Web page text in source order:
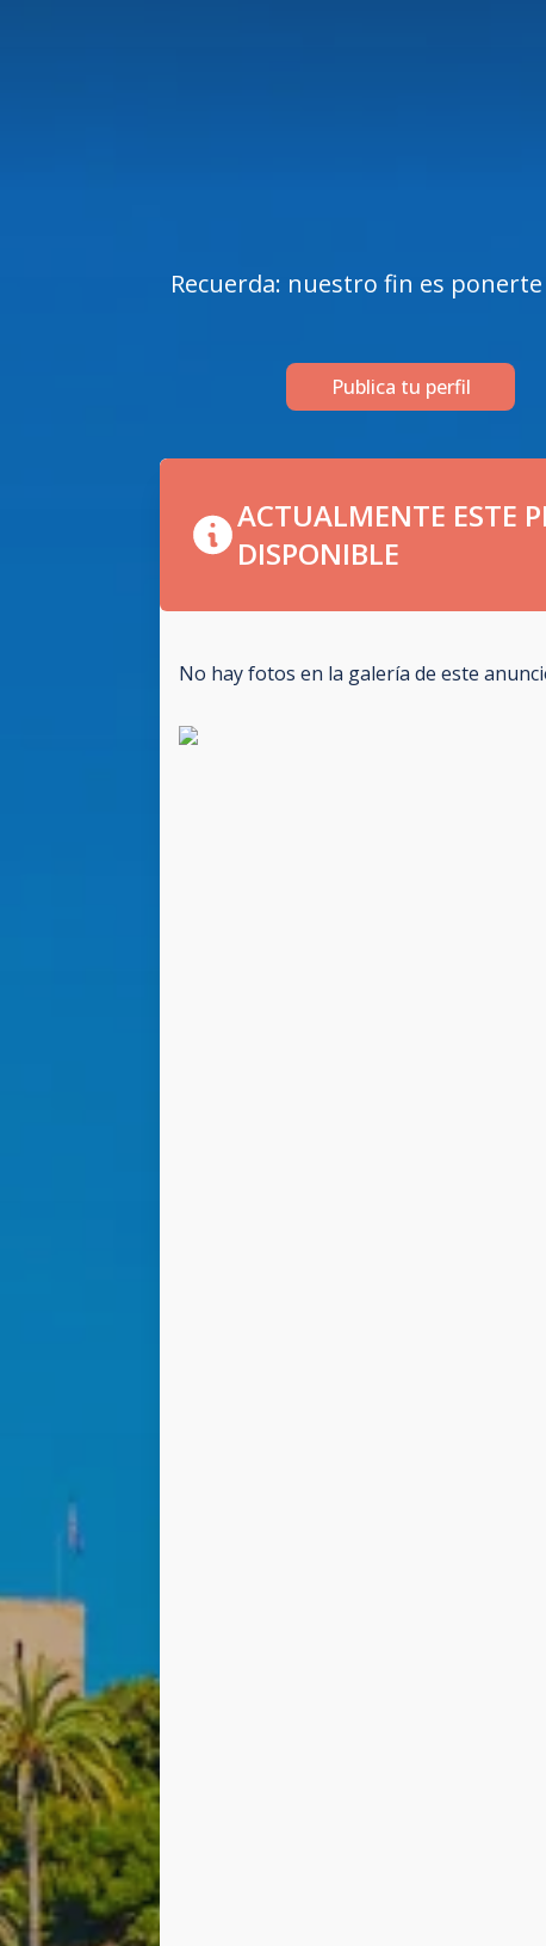
Recuerda: nuestro fin es
Publica tu perfil
ACTUALMENTE ESTE
DISPONIBLE
No hay fotos en la galería de este